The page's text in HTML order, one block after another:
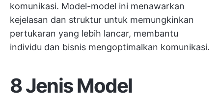
komunikasi. Model-model ini menawarkan
kejelasan dan struktur untuk memungkinkan
pertukaran yang lebih lancar, membantu
individu dan bisnis mengoptimalkan komunikasi.
8 Jenis Model